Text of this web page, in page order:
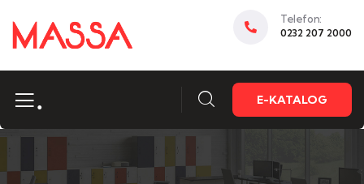
Telefon:
0232 207 2000
. E-KATALOG